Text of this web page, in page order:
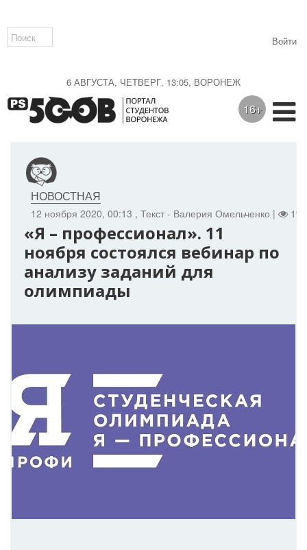
6 АВГУСТА, ЧЕТВЕРГ, 13:05, ВОРОНЕЖ
Войти
16+
12 ноября 2020, 00:13 , Текст - Валерия Омельченко |
НОВОСТНАЯ
«Я – профессионал». 11
ноября состоялся вебинар по
анализу заданий для
олимпиады